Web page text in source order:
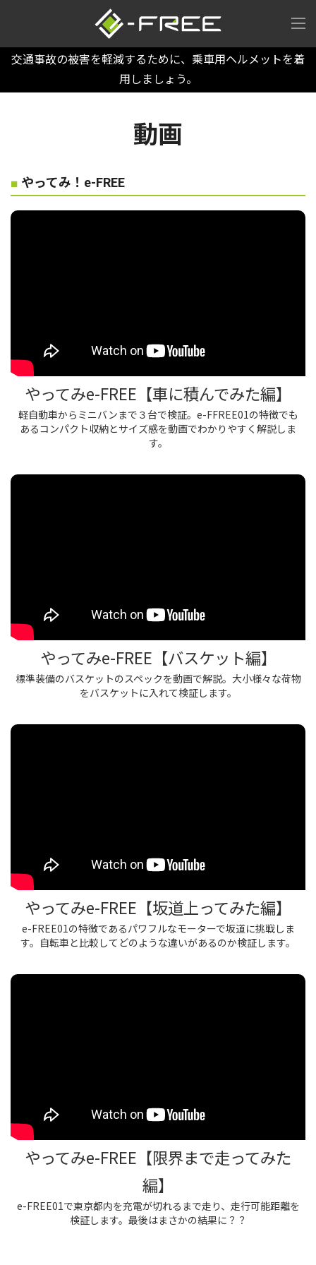
交通事故の被害を軽減するために、乗車用ヘルメットを着
用しましょう。
動画
■ やってみ！e-FREE
やってみe-FREE【車に積んでみた編】
軽自動車からミニバンまで３台で検証。e-FFREE01の特徴でも
あるコンパクト収納とサイズ感を動画でわかりやすく解説しま
す。
やってみe-FREE【バスケット編】
標準装備のバスケットのスペックを動画で解説。大小様々な荷物
をバスケットに入れて検証します。
やってみe-FREE【坂道上ってみた編】
e-FREE01の特徴であるパワフルなモーターで坂道に挑戦しま
す。自転車と比較してどのような違いがあるのか検証します。
やってみe-FREE【限界まで走ってみた
編】
e-FREE01で東京都内を充電が切れるまで走り、走行可能距離を
検証します。最後はまさかの結果に？？